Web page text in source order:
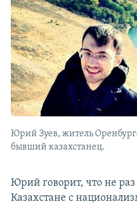
Юрий Зуев, житель
бывший казахстанец.
Юрий говорит, что не раз
Казахстане с